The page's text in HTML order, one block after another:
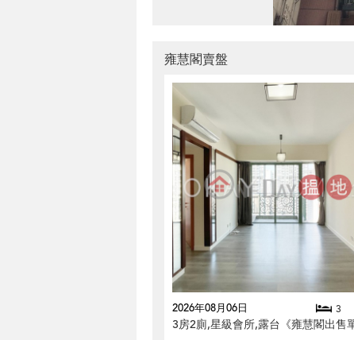
雍慧閣賣盤
2026年08月06日 3
3房2廁,星級會所,露台《雍慧閣出售